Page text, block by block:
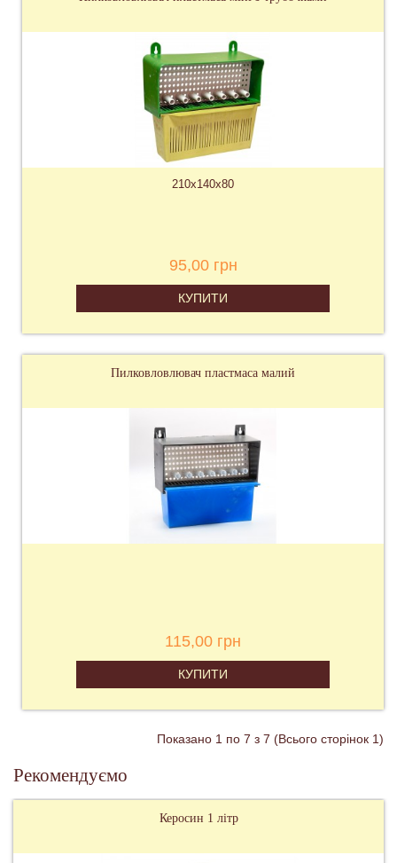
210х140х80
95,00 грн
КУПИТИ
Пилковловлювач пластмаса малий
115,00 грн
КУПИТИ
Показано 1 по 7 з 7 (Всього сторінок 1)
Рекомендуємо
Керосин 1 літр